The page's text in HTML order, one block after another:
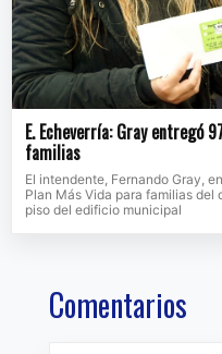
E. Echeverría: Gray entregó
familias
El intendente, Fernando Gray,
Plan Más Vida para familias
piso del edificio municipal
Comentarios